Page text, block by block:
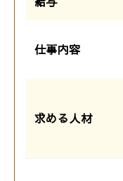
仕事内容
求める人材